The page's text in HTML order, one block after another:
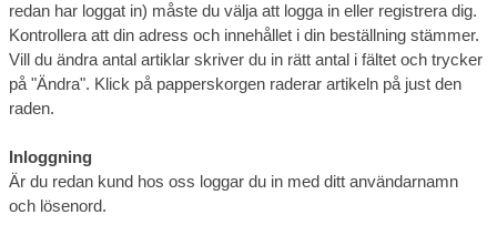
redan har loggat in) måste du välja att logga in eller registrera dig.
Kontrollera att din adress och innehållet i din beställning stämmer.
Vill du ändra antal artiklar skriver du in rätt antal i fältet och trycker
på "Ändra". Klick på papperskorgen raderar artikeln på just den
raden.
Inloggning
Är du redan kund hos oss loggar du in med ditt användarnamn
och lösenord.